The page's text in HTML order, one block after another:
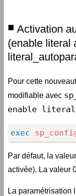
Activation
(enable literal
Pour cette
modifiable avec
enable literal
exec
Par défaut, la
activée). La valeur
La paramétrisation